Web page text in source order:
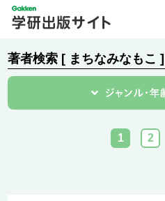
著者検索 [ まちなみなもこ ]
1 2